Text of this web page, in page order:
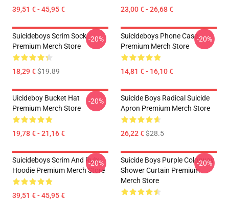
39,51 € - 45,95 € 23,00 € - 26,68 €
Suicideboys Scrim Sock
Premium Merch Store
18,29 €$19.89
-20%
Suicideboys Phone Case
Premium Merch Store
14,81 € - 16,10 €
-20%
Uicideboy Bucket Hat
Premium Merch Store
19,78 € - 21,16 €
-20%
Suicide Boys Radical Suicide
Apron Premium Merch Store
26,22 €$28.5
Suicideboys Scrim And Ruby
Hoodie Premium Merch Store
39,51 € - 45,95 €
-20%
Suicide Boys Purple Colorway
Shower Curtain Premium
Merch Store
-20%